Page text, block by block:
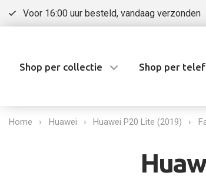
Voor 16:00 uur besteld, vandaag verzonden
Shop per collectie Shop per
Home Huawei Huawei P20 Lite (2019)